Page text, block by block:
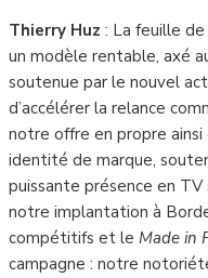
Thierry Huz : La feuille
un modèle rentable, axé
soutenue par le nouvel
d’accélérer la relance
notre offre en propre ainsi
identité de marque,
puissante présence en TV
notre implantation à
compétitifs et le Made in
campagne : notre